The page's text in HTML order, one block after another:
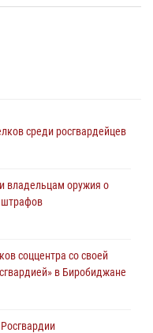
среди росгвардейцев
владельцам оружия о
штрафов
соццентра со своей
в Биробиджане